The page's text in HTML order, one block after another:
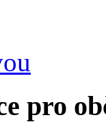
pro